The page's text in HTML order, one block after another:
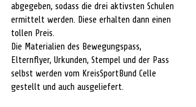
abgegeben, sodass die drei aktivsten Schulen
ermittelt werden. Diese erhalten dann einen
tollen Preis.
Die Materialien des Bewegungspass,
Elternflyer, Urkunden, Stempel und der Pass
selbst werden vom KreisSportBund Celle
gestellt und auch ausgeliefert.